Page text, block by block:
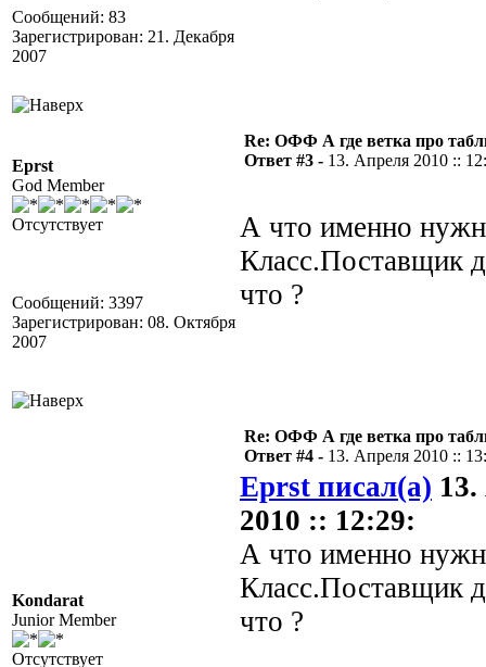
Сообщений: 83
Зарегистрирован: 21. Декабря
2007
Eprst
God Member
Отсутствует
Сообщений: 3397
Зарегистрирован: 08. Октября
2007
Re: ОФФ А где ветка про
Ответ #3 - 13. Апреля 2010 ::
А что именно
Класс.Поставщик
что ?
Kondarat
Junior Member
Отсутствует
Re: ОФФ А где ветка про
Ответ #4 - 13. Апреля 2010 ::
Eprst писал(а)
2010 :: 12:29:
А что именно
Класс.Поставщик
что ?